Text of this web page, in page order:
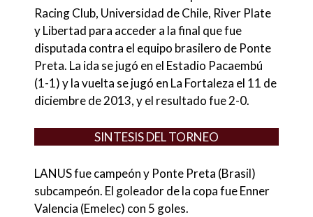
Racing Club, Universidad de Chile, River Plate
y Libertad para acceder a la final quefue
disputada contra el equipo brasilero de Ponte
Preta. La ida se jugó en el Estadio Pacaembú
(1-1) y la vuelta se jugó en La Fortaleza el 11 de
diciembre de 2013, y el resultado fue 2-0.
SINTESIS DEL TORNEO
LANUS fue campeón y Ponte Preta (Brasil)
subcampeón. El goleador de la copa fue Enner
Valencia (Emelec) con 5 goles.